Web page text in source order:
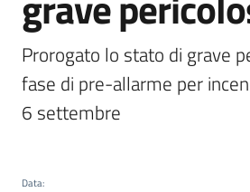
Vivere
Formigine
appuntamenti
Prorogato lo stato di grave
fase di pre-allarme per
6 settembre
Data: